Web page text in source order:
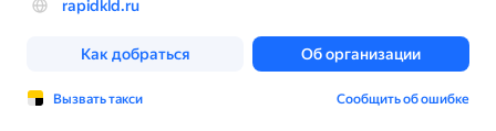
236001 г. Калининград,
Северный обход, 12